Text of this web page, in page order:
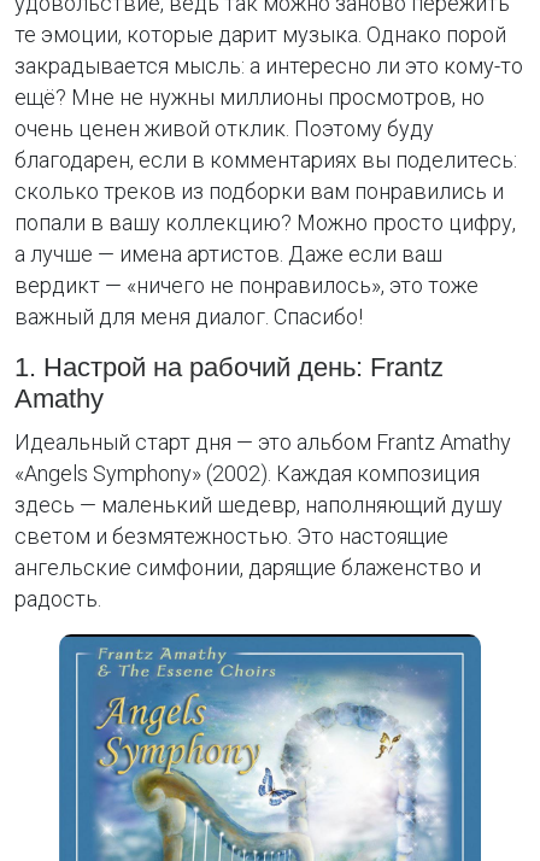
те эмоции, которые дарит музыка. Однако порой
закрадывается мысль: а интересно ли это кому-то
ещё? Мне не нужны миллионы просмотров, но
очень ценен живой отклик. Поэтому буду
благодарен, если в комментариях вы поделитесь:
сколько треков из подборки вам понравились и
попали в вашу коллекцию? Можно просто цифру,
а лучше — имена артистов. Даже если ваш
вердикт — «ничего не понравилось», это тоже
важный для меня диалог. Спасибо!
1. Настрой на рабочий день: Frantz
Amathy
Идеальный старт дня — это альбом Frantz Amathy
«Angels Symphony» (2002). Каждая композиция
здесь — маленький шедевр, наполняющий душу
светом и безмятежностью. Это настоящие
ангельские симфонии, дарящие блаженство и
радость.